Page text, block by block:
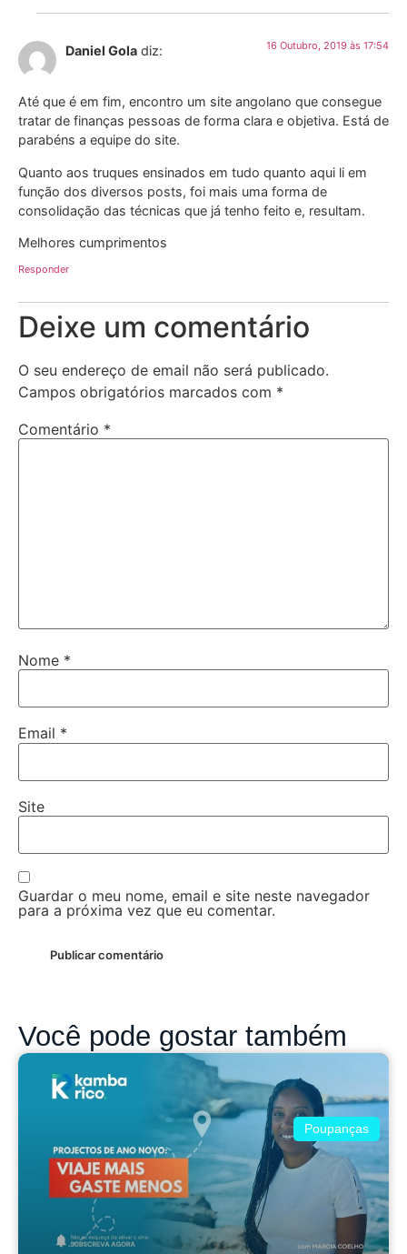
Daniel Gola diz: 16 Outubro, 2019 às 17:54
Até que é em fim, encontro um site angolano que consegue
tratar de finanças pessoas de forma clara e objetiva. Está de
parabéns a equipe do site.
Quanto aos truques ensinados em tudo quanto aqui li em
função dos diversos posts, foi mais uma forma de
consolidação das técnicas que já tenho feito e, resultam.
Melhores cumprimentos
Deixe um comentário
O seu endereço de email não será publicado.
Campos obrigatórios marcados com *
Comentário *
Nome *
Email *
Site
Guardar o meu nome, email e site neste navegador
para a próxima vez que eu comentar.
Você pode gostar também
Poupanças